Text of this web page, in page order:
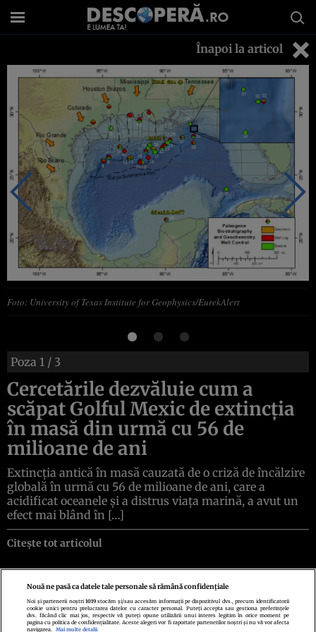
Înapoi la articol
Foto: University of Texas Institute for Geophysics/EurekAlert
Poza 1 / 3
Cercetările dezvăluie cum a
scăpat Golful Mexic de extincția
în masă din urmă cu 56 de
milioane de ani
Extincția antică în masă cauzată de o criză de încălzire
globală în urmă cu 56 de milioane de ani, care a
acidificat oceanele și a distrus viața marină, a avut un
efect mai blând în […]
Citește tot articolul
Politica de confidenţialitate Politica de cookiesTermeni şi condiţii
Echipa redacționalăContactSetări Cookies
Nouă ne pasă ca datele tale personale să rămână confidențiale
Noi și partenerii noștri1019 stocăm și/sau accesăm informații pe dispozitivul dvs., precum identificatorii
cookie unici pentru prelucrarea datelor cu caracter personal. Puteți accepta sau gestiona preferințele
dvs. făcând clic mai jos, respectiv vă puteți opune utilizării unui interes legitim în orice moment pe
pagina cu politica de confidențialitate. Aceste alegeri vor fi raportate partenerilor noștri și nu vă vor afecta
navigarea.
Mai multe detalii